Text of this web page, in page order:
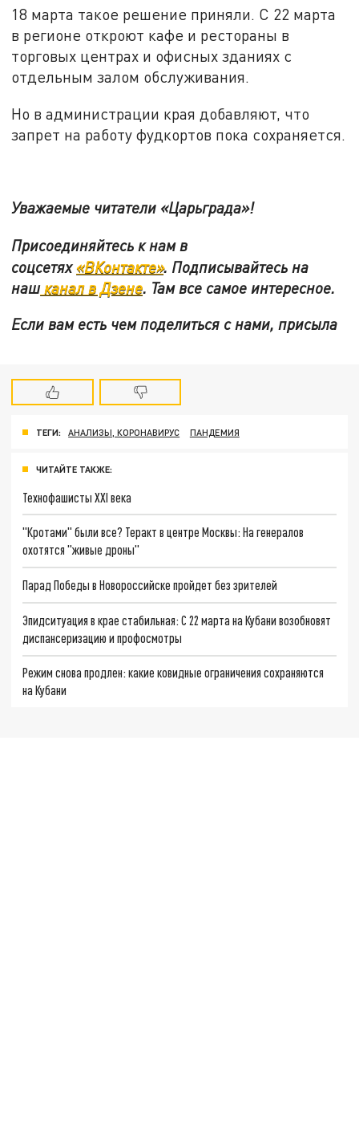
18 марта такое решение приняли. С 22 марта
в регионе откроют кафе и рестораны в
торговых центрах и офисных зданиях с
отдельным залом обслуживания.
Но в администрации края добавляют, что
запрет на работу фудкортов пока сохраняется.
Уважаемые читатели «Царьграда»!
Присоединяйтесь к нам в
соцсетях«ВКонтакте». Подписывайтесь на
нашканал в Дзене. Там все самое интересное.
Если вам есть чем поделиться с нами, присыла
ТЕГИ: АНАЛИЗЫ, КОРОНАВИРУС ПАНДЕМИЯ
ЧИТАЙТЕ ТАКЖЕ:
Технофашисты XXI века
"Кротами" были все? Теракт в центре Москвы: На генералов
охотятся "живые дроны"
Парад Победы в Новороссийске пройдет без зрителей
Эпидситуация в крае стабильная: С 22 марта на Кубани возобновят
диспансеризацию и профосмотры
Режим снова продлен: какие ковидные ограничения сохраняются
на Кубани